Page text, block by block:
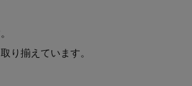
り揃えています。